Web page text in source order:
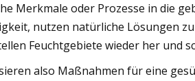
Merkmale oder Prozesse in die
nutzen natürliche Lösungen
Feuchtgebiete wieder her und
also Maßnahmen für eine